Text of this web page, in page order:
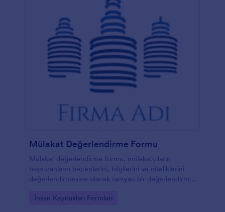
Mülakat Değerlendirme Formu
Mülakat değerlendirme formu, mülakatçıların
başvuranların becerilerini, bilgilerini ve niteliklerini
değerlendirmesine olanak tanıyan bir değerlendirme
Go to Category:
İnsan Kaynakları Formları